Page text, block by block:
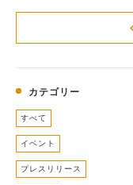
カテゴリー
すべて
イベント
プレスリリース